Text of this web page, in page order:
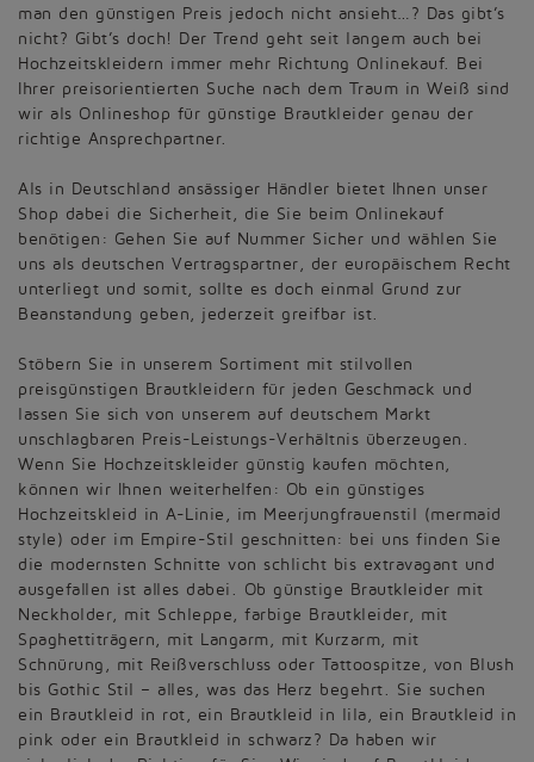
man den günstigen Preis jedoch nicht ansieht…? Das gibt’s
nicht? Gibt’s doch! Der Trend geht seit langem auch bei
Hochzeitskleidern immer mehr Richtung Onlinekauf. Bei
Ihrer preisorientierten Suche nach dem Traum in Weiß sind
wir als Onlineshop für günstige Brautkleider genau der
richtige Ansprechpartner.
Als in Deutschland ansässiger Händler bietet Ihnen unser
Shop dabei die Sicherheit, die Sie beim Onlinekauf
benötigen: Gehen Sie auf Nummer Sicher und wählen Sie
uns als deutschen Vertragspartner, der europäischem Recht
unterliegt und somit, sollte es doch einmal Grund zur
Beanstandung geben, jederzeit greifbar ist.
Stöbern Sie in unserem Sortiment mit stilvollen
preisgünstigen Brautkleidern für jeden Geschmack und
lassen Sie sich von unserem auf deutschem Markt
unschlagbaren Preis-Leistungs-Verhältnis überzeugen.
Wenn Sie Hochzeitskleider günstig kaufen möchten,
können wir Ihnen weiterhelfen: Ob ein günstiges
Hochzeitskleid in A-Linie, im Meerjungfrauenstil (mermaid
style) oder im Empire-Stil geschnitten: bei uns finden Sie
die modernsten Schnitte von schlicht bis extravagant und
ausgefallen ist alles dabei. Ob günstige Brautkleider mit
Neckholder, mit Schleppe, farbige Brautkleider, mit
Spaghettiträgern, mit Langarm, mit Kurzarm, mit
Schnürung, mit Reißverschluss oder Tattoospitze, von Blush
bis Gothic Stil – alles, was das Herz begehrt. Sie suchen
ein Brautkleid in rot, ein Brautkleid in lila, ein Brautkleid in
pink oder ein Brautkleid in schwarz? Da haben wir